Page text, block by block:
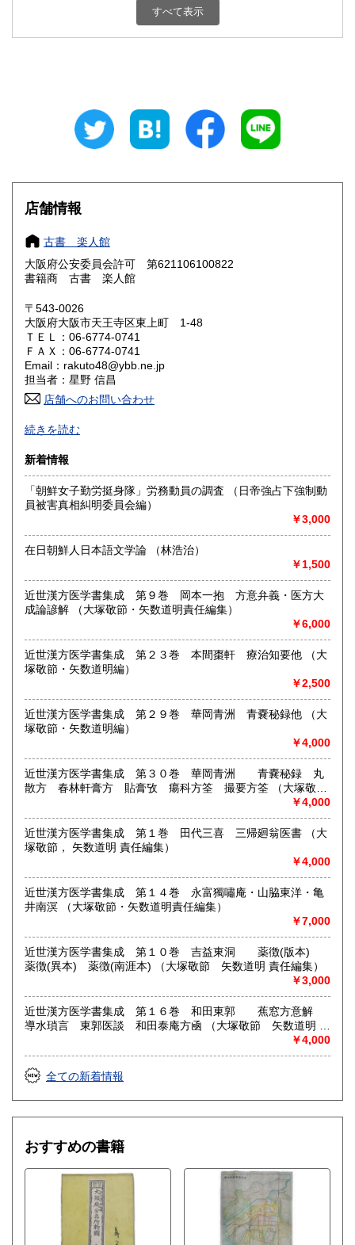
600円 三重県
大阪府
奈良県
鳥取県 600円 島根県
岡山県
山口県 600円
香川県 600円
高知県 600円
佐賀県
熊本県 600円 大分県 600円
宮崎県 600円
沖縄県 1,500円
すべて表示
店舗情報
古書 楽人館
大阪府公安委員会許可 第621106100822
書籍商 古書 楽人館
〒543-0026
大阪府大阪市天王寺区東上町 1-48
ＴＥＬ：06-6774-0741
ＦＡＸ：06-6774-0741
Email：rakuto48@ybb.ne.jp
担当者：星野 信昌
店舗へのお問い合わせ
朝鮮・中国の戦前資料を中心に学術書から一般書まで多数
漢方・鍼灸書,易学、囲碁・将棋本、美術書も多数陳列
沿線名：JR/近鉄/地下鉄
最寄駅：鶴橋駅(南へ3分) JRガード下
営業時間：PM1〜PM7 【年末年始休業期間】 2025年12
月30日(火)～ 2026年1月4日(日) 【営業再開日】 2026年1月5
日(月)より、通常営業いたします。 休業期間中も、「日本の
古本屋」他メールでのご注文は受け付けております。
定休日：定休日 毎週水曜日休みます。
書籍の買取について
買取大歓迎
取り扱い分野
哲学宗教、歴史、社会科学、美術工芸、古典籍、近代文献、
趣味、サブカルチャー、古書一般（その他）
続きを読む
新着情報
「朝鮮女子勤労挺身隊」労務動員の調査 （日帝強占下強制動
員被害真相糾明委員会編）
￥3,000
在日朝鮮人日本語文学論 （林浩治）
￥1,500
近世漢方医学書集成 第９巻 岡本一抱 方意弁義・医方大
成論諺解 （大塚敬節・矢数道明責任編集）
￥6,000
近世漢方医学書集成 第２３巻 本間棗軒 療治知要他 （大
塚敬節・矢数道明編）
￥2,500
近世漢方医学書集成 第２９巻 華岡青洲 青嚢秘録他 （大
塚敬節・矢数道明編）
￥4,000
近世漢方医学書集成 第３０巻 華岡青洲 青嚢秘録 丸
散方 春林軒膏方 貼膏攷 瘍科方筌 撮要方筌 （大塚敬
￥4,000
近世漢方医学書集成 第１巻 田代三喜 三帰廻翁医書 （大
塚敬節， 矢数道明 責任編集）
￥4,000
近世漢方医学書集成 第１４巻 永富獨嘯庵・山脇東洋・亀
井南溟 （大塚敬節・矢数道明責任編集）
￥7,000
近世漢方医学書集成 第１０巻 吉益東洞 薬徴(版本)
薬徴(異本) 薬徴(南涯本) （大塚敬節 矢数道明 責任編集）
￥3,000
近世漢方医学書集成 第１６巻 和田東郭 蕉窓方意解
導水瑣言 東郭医談 和田泰庵方凾 （大塚敬節 矢数道明 責
￥4,000
全ての新着情報
おすすめの書籍